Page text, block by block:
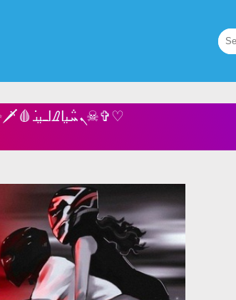
✨🗡🩸ܢܚ݅ࡅ࡙ߊ‌ࡈߊߺࡅ࡙ࡅ߭☠✞♡